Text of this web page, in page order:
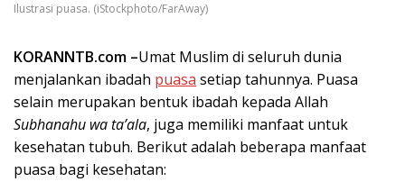
Ilustrasi puasa. (iStockphoto/FarAway)
KORANNTB.com –Umat Muslim di seluruh dunia
menjalankan ibadah puasa setiap tahunnya. Puasa
selain merupakan bentuk ibadah kepada Allah
Subhanahu wa ta’ala, juga memiliki manfaat untuk
kesehatan tubuh. Berikut adalah beberapa manfaat
puasa bagi kesehatan: